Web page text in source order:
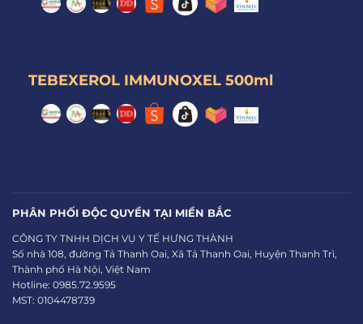
TEBEXEROL IMMUNOXEL 500ml
PHÂN PHỐI ĐỘC QUYỀN TẠI MIỀN BẮC
CÔNG TY TNHH DỊCH VỤ Y TẾ HƯNG THÀNH
Số nhà 108, đường Tả Thanh Oai, Xã Tả Thanh Oai, Huyện Thanh Trì,
Thành phố Hà Nội, Việt Nam
Hotline: 0985.72.9595
MST: 0104478739